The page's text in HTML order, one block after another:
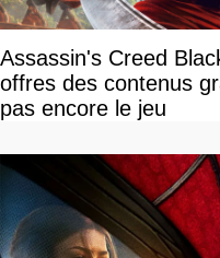
Assassin's Creed
offres des contenus
pas encore le jeu